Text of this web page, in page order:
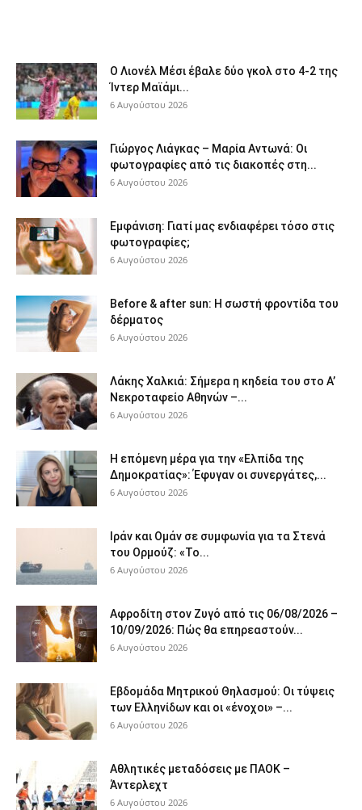
Ο Λιονέλ Μέσι έβαλε δύο γκολ στο 4-2 της
Ίντερ Μαϊάμι...
6 Αυγούστου 2026
Γιώργος Λιάγκας – Μαρία Αντωνά: Οι
φωτογραφίες από τις διακοπές στη...
6 Αυγούστου 2026
Εμφάνιση: Γιατί μας ενδιαφέρει τόσο στις
φωτογραφίες;
6 Αυγούστου 2026
Before & after sun: Η σωστή φροντίδα του
δέρματος
6 Αυγούστου 2026
Λάκης Χαλκιά: Σήμερα η κηδεία του στο Α’
Νεκροταφείο Αθηνών –...
6 Αυγούστου 2026
Η επόμενη μέρα για την «Ελπίδα της
Δημοκρατίας»: Έφυγαν οι συνεργάτες,...
6 Αυγούστου 2026
Ιράν και Ομάν σε συμφωνία για τα Στενά
του Ορμούζ: «Το...
6 Αυγούστου 2026
Αφροδίτη στον Ζυγό από τις 06/08/2026 –
10/09/2026: Πώς θα επηρεαστούν...
6 Αυγούστου 2026
Εβδομάδα Μητρικού Θηλασμού: Οι τύψεις
των Ελληνίδων και οι «ένοχοι» –...
6 Αυγούστου 2026
Αθλητικές μεταδόσεις με ΠΑΟΚ –
Άντερλεχτ
6 Αυγούστου 2026